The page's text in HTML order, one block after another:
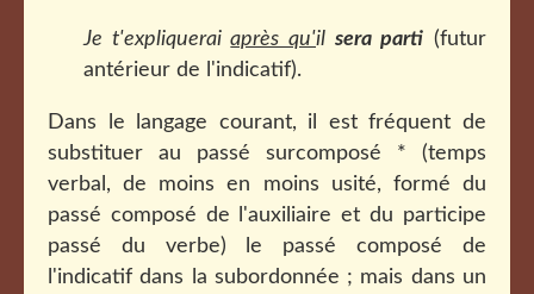
Je t'expliqueraiaprès qu'il sera parti (futur
antérieur de l'indicatif).
Dans le langage courant, il est fréquent de
substituer au passé surcomposé * (temps
verbal, de moins en moins usité, formé du
passé composé de l'auxiliaire et du participe
passé du verbe) le passé composé de
l'indicatif dans la subordonnée ; mais dans un